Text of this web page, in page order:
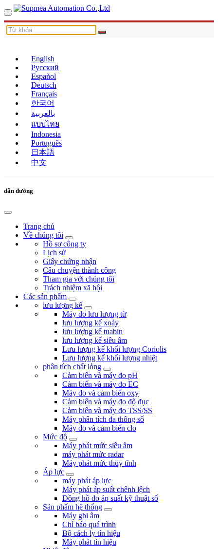
English
Русский
Español
Deutsch
Français
한국어
بالعربية
แบบไทย
Indonesia
Português
日本語
中文
dẫn đường
Trang chủ
Về chúng tôi
Hồ sơ công ty
Lịch sử
Giấy chứng nhận
Câu chuyện thành công
Tham gia với chúng tôi
Trách nhiệm xã hội
Các sản phẩm
lưu lượng kế
Máy đo lưu lượng từ
lưu lượng kế xoáy
lưu lượng kế tuabin
lưu lượng kế siêu âm
Lưu lượng kế khối lượng Coriolis
Lưu lượng kế khối lượng nhiệt
phân tích chất lỏng
Cảm biến và máy đo pH
Cảm biến và máy đo EC
Máy đo và cảm biến oxy
Cảm biến và máy đo độ đục
Cảm biến và máy đo TSS/SS
Máy phân tích đa thông số
Máy đo và cảm biến clo
Mức độ
Máy phát mức siêu âm
máy phát mức radar
Máy phát mức thủy tĩnh
Áp lực
máy phát áp lực
Máy phát áp suất chênh lệch
Đồng hồ đo áp suất kỹ thuật số
Sản phẩm hệ thống
Máy ghi âm
Chỉ báo quá trình
Bộ cách ly tín hiệu
Máy phát tín hiệu